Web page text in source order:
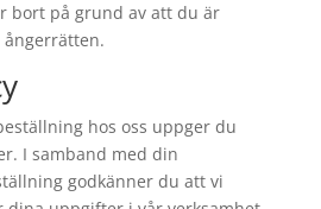
bort på grund av att du är
hos oss uppger du
I samband med din
godkänner du att vi